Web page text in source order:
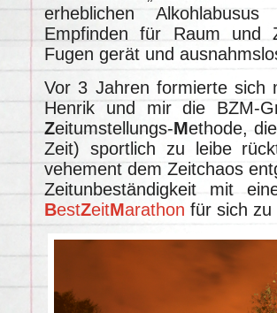
erheblichen
Empfinden für Raum und
Fugen gerät und
Vor 3 Jahren formierte
Henrik und mir die
Zeitumstellungs-Methode,
Zeit) sportlich zu leibe
vehement dem Zeitchaos
Zeitunbeständigkeit mit
BestZeitMarathon für sich zu